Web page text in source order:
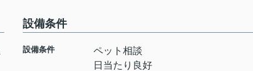
設備条件
設備条件
ペット相談
日当たり良好